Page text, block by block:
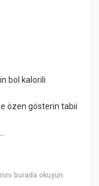
bol kalorili
özen gösterin tabii
burada okuyun: